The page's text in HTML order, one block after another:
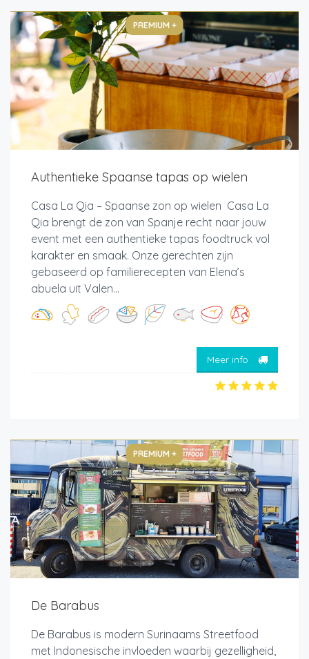
PREMIUM +
Authentieke Spaanse tapas op wielen
Casa La Qia – Spaanse zon op wielen Casa La
Qia brengt de zon van Spanje recht naar jouw
event met een authentieke tapas foodtruck vol
karakter en smaak. Onze gerechten zijn
gebaseerd op familierecepten van Elena’s
abuela uit Valen...
Meer info
PREMIUM +
De Barabus
De Barabus is modern Surinaams Streetfood
met Indonesische invloeden waarbij gezelligheid,